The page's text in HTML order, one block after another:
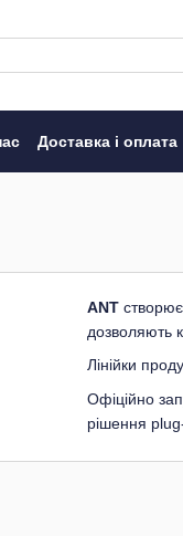
Доставка і оплата
ANT
дозволяють
Лінійки
Офіційно
рішення